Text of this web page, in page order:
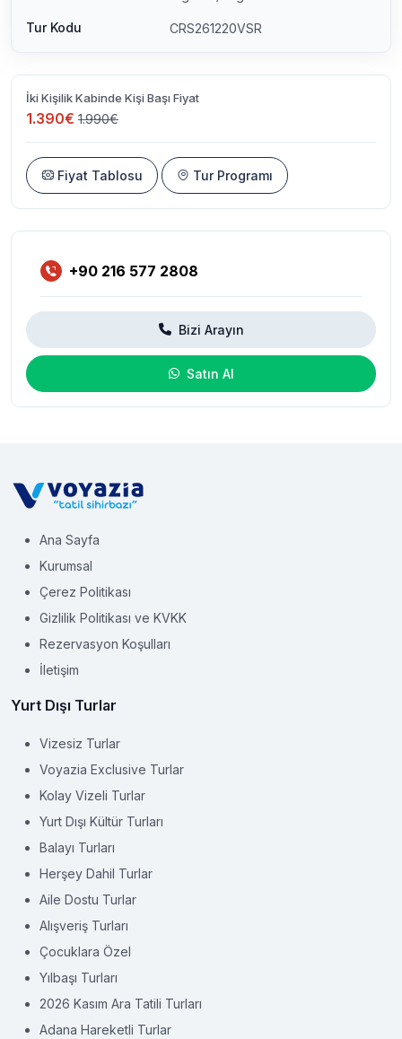
Tur Kodu CRS261220VSR
İki Kişilik Kabinde Kişi Başı Fiyat
1.390€ 1.990€
Fiyat Tablosu Tur Programı
+90 216 577 2808
Bizi Arayın
Satın Al
Ana Sayfa
Kurumsal
Çerez Politikası
Gizlilik Politikası ve KVKK
Rezervasyon Koşulları
İletişim
Yurt Dışı Turlar
Vizesiz Turlar
Voyazia Exclusive Turlar
Kolay Vizeli Turlar
Yurt Dışı Kültür Turları
Balayı Turları
Herşey Dahil Turlar
Aile Dostu Turlar
Alışveriş Turları
Çocuklara Özel
Yılbaşı Turları
2026 Kasım Ara Tatili Turları
Adana Hareketli Turlar